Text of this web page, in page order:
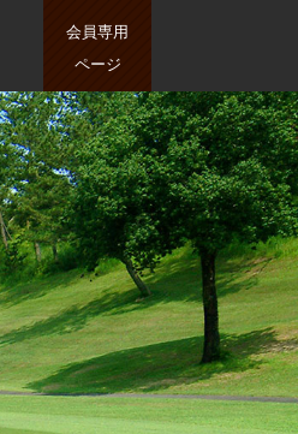
会員専用
ページ